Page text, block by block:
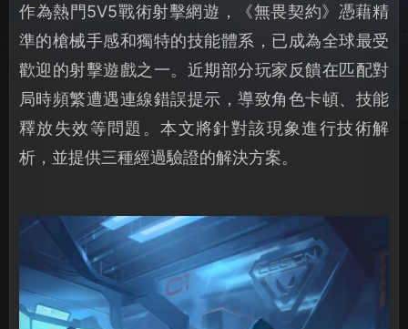
作為熱門5V5戰術射擊網遊，《無畏契約》憑藉精
準的槍械手感和獨特的技能體系，已成為全球最受
歡迎的射擊遊戲之一。近期部分玩家反饋在匹配對
局時頻繁遭遇連線錯誤提示，導致角色卡頓、技能
釋放失效等問題。本文將針對該現象進行技術解
析，並提供三種經過驗證的解決方案。